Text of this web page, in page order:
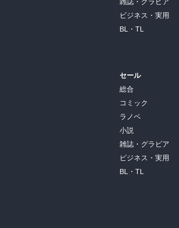
「どうして、タイムのこと、
「はい、うちで飼っている
「だって、君のスカートに、
香里が自分のスカートを見下
「その犬、連れてこれる？」”
ビジネス・実用
BL・TL
セール
総合
コミック
ラノベ
小説
雑誌・グラビア
ビジネス・実用
BL・TL